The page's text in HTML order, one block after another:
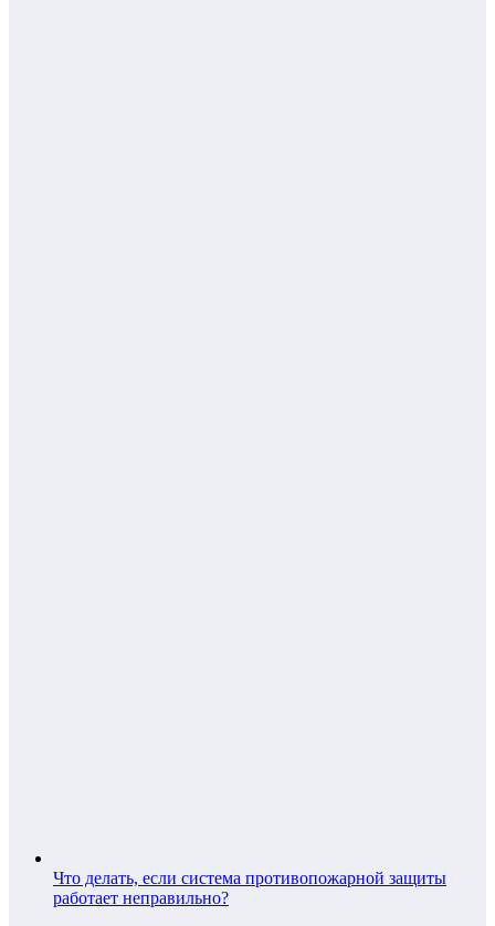
Что делать, если система противопожарной защиты
работает неправильно?